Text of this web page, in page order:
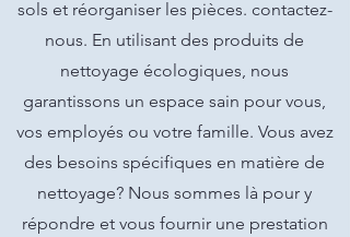
sols et réorganiser les pièces. contactez-
nous. En utilisant des produits de
nettoyage écologiques, nous
garantissons un espace sain pour vous,
vos employés ou votre famille. Vous avez
des besoins spécifiques en matière de
nettoyage? Nous sommes là pour y
répondre et vous fournir une prestation